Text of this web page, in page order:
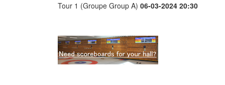
Tour 1 (Groupe Group A) 06-03-2024 20:30